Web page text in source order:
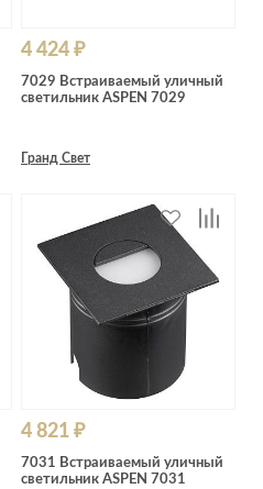
4 424 ₽
7029 Встраиваемый уличный
светильник ASPEN 7029
Гранд Свет
4 821 ₽
7031 Встраиваемый уличный
светильник ASPEN 7031